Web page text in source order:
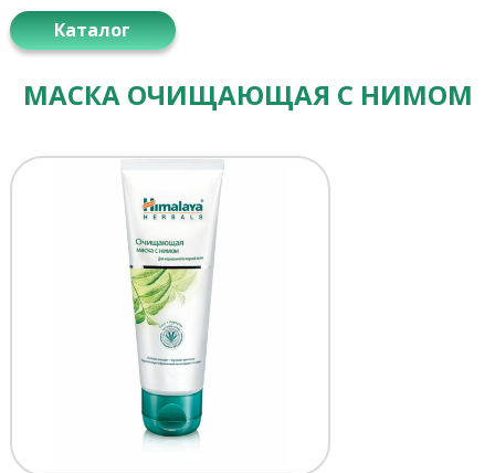
Каталог
МАСКА ОЧИЩАЮЩАЯ С НИМОМ